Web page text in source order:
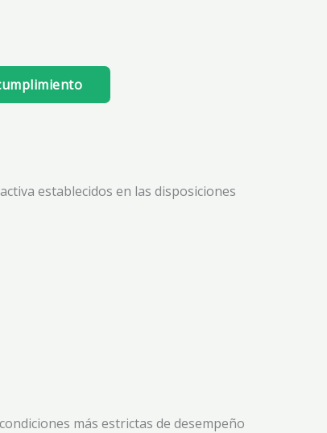
establecidos en las disposiciones
más estrictas de desempeño